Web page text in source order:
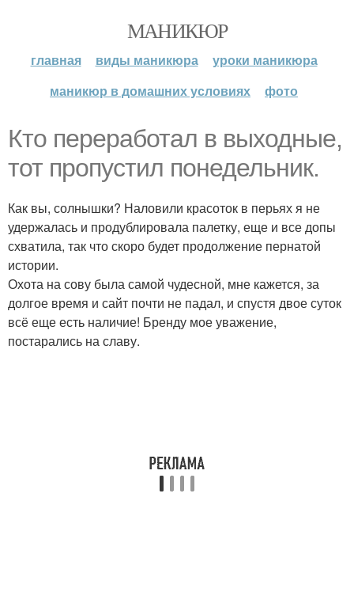
МАНИКЮР
главная виды маникюра
уроки маникюра
маникюр в домашних условиях
фото
Кто переработал в выходные,
тот пропустил понедельник.
Как вы, солнышки? Наловили красоток в перьях я не
удержалась и продублировала палетку, еще и все допы
схватила, так что скоро будет продолжение пернатой
истории.
Охота на сову была самой чудесной, мне кажется, за
долгое время и сайт почти не падал, и спустя двое суток
всё еще есть наличие! Бренду мое уважение,
постарались на славу.